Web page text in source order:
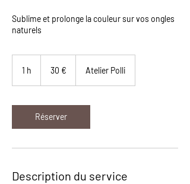
Sublime et prolonge la couleur sur vos ongles
naturels
1 h 30 € Atelier Polli
Réserver
Description du service